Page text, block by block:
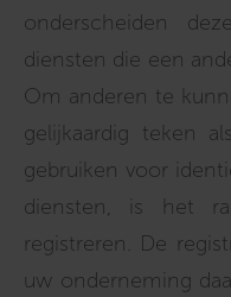
onderscheiden
diensten die een
Om anderen te
gelijkaardig teken
gebruiken voor
diensten, is het
registreren. De
uw onderneming